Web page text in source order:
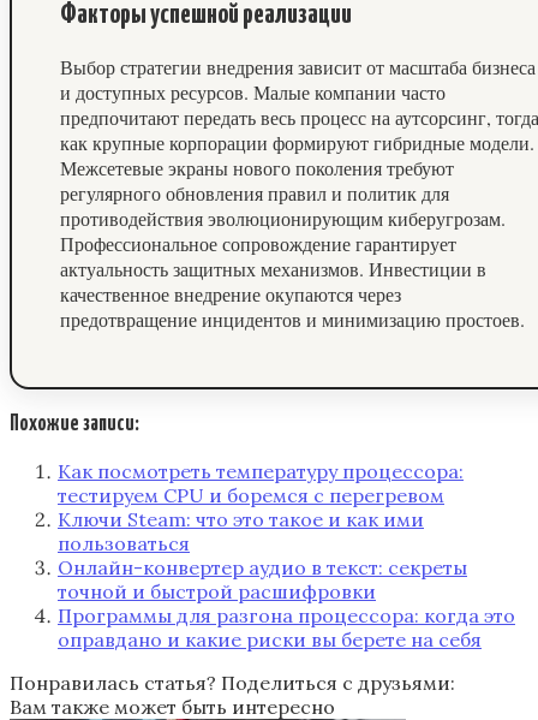
Факторы успешной реализации
Выбор стратегии внедрения зависит от масштаба бизнеса
и доступных ресурсов. Малые компании часто
предпочитают передать весь процесс на аутсорсинг, тогда
как крупные корпорации формируют гибридные модели.
Межсетевые экраны нового поколения требуют
регулярного обновления правил и политик для
противодействия эволюционирующим киберугрозам.
Профессиональное сопровождение гарантирует
актуальность защитных механизмов. Инвестиции в
качественное внедрение окупаются через
предотвращение инцидентов и минимизацию простоев.
Похожие записи:
Как посмотреть температуру процессора:
тестируем CPU и боремся с перегревом
Ключи Steam: что это такое и как ими
пользоваться
Онлайн-конвертер аудио в текст: секреты
точной и быстрой расшифровки
Программы для разгона процессора: когда это
оправдано и какие риски вы берете на себя
Понравилась статья? Поделиться с друзьями:
Вам также может быть интересно